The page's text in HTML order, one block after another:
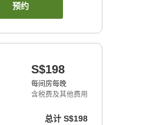
预约
S$198
每间房每晚
含税费及其他费用
总计 S$198